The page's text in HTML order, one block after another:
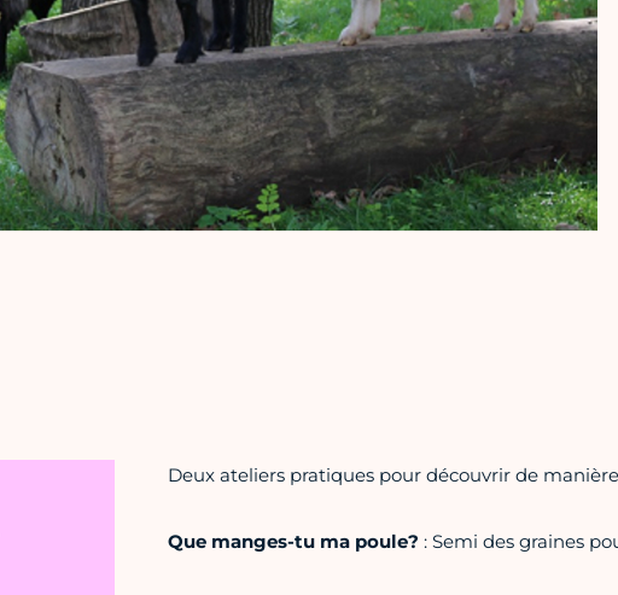
Deux ateliers pratiques pour découvrir de
Que manges-tu ma poule? : Semi des graines